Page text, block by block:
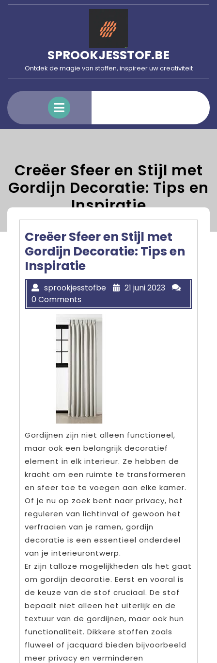
Skip
SPROOKJESSTOF.BE
Ontdek de magie van stoffen, inspireer uw creativiteit
Menu
Creëer Sfeer en Stijl met
Gordijn Decoratie: Tips en
Inspiratie
Creëer Sfeer en Stijl met
Gordijn Decoratie: Tips en
Inspiratie
sprookjesstofbe
21 juni 2023
0 Comments
Gordijnen zijn niet alleen functioneel,
maar ook een belangrijk decoratief
element in elk interieur. Ze hebben de
kracht om een ruimte te transformeren
en sfeer toe te voegen aan elke kamer.
Of je nu op zoek bent naar privacy, het
reguleren van lichtinval of gewoon het
verfraaien van je ramen, gordijn
decoratie is een essentieel onderdeel
van je interieurontwerp.
Er zijn talloze mogelijkheden als het gaat
om gordijn decoratie. Eerst en vooral is
de keuze van de stof cruciaal. De stof
bepaalt niet alleen het uiterlijk en de
textuur van de gordijnen, maar ook hun
functionaliteit. Dikkere stoffen zoals
fluweel of jacquard bieden bijvoorbeeld
meer privacy en verminderen